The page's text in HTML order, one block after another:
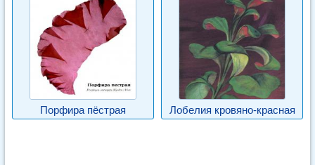
Порфира пёстрая Лобелия кровяно-красная